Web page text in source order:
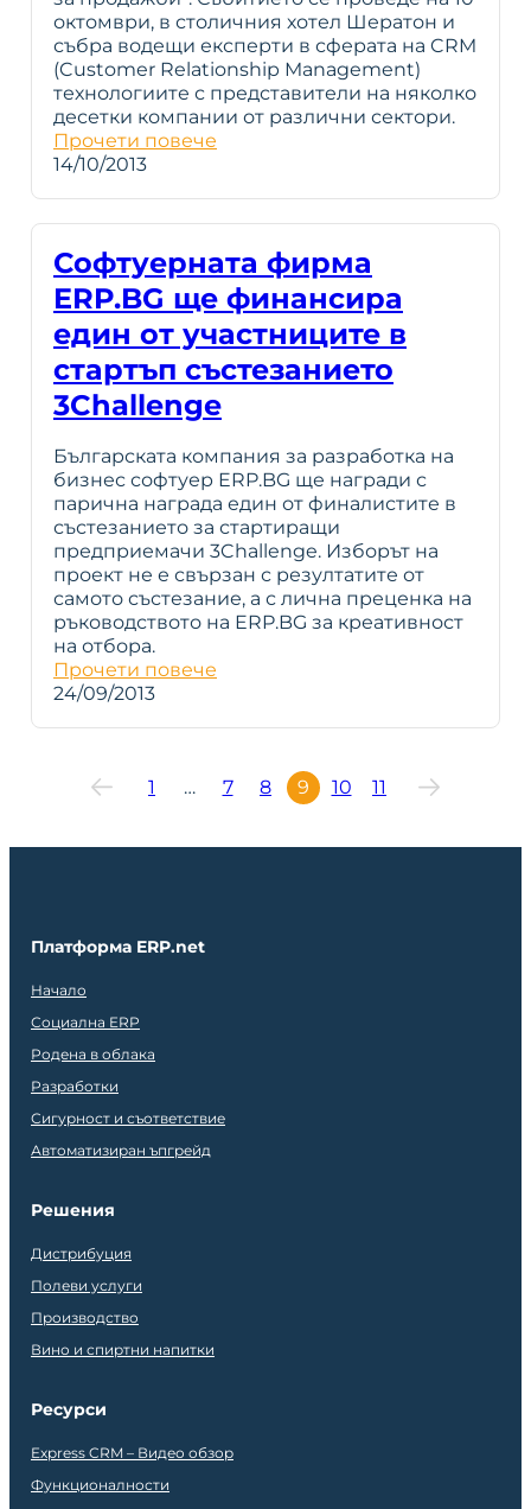
октомври, в столичния хотел Шератон и
събра водещи експерти в сферата на CRM
(Customer Relationship Management)
технологиите с представители на няколко
десетки компании от различни сектори.
Прочети повече
14/10/2013
Софтуерната фирма
ERP.BG ще финансира
един от участниците в
стартъп състезанието
3Challenge
Българската компания за разработка на
бизнес софтуер ERP.BG ще награди с
парична награда един от финалистите в
състезанието за стартиращи
предприемачи 3Challenge. Изборът на
проект не е свързан с резултатите от
самото състезание, а с лична преценка на
ръководството на ERP.BG за креативност
на отбора.
Прочети повече
24/09/2013
1 … 7 8 9 10 11
Платформа ERP.net
Начало
Социална ERP
Родена в облака
Разработки
Сигурност и съответствие
Автоматизиран ъпгрейд
Решения
Дистрибуция
Полеви услуги
Производство
Вино и спиртни напитки
Ресурси
Express CRM – Видео обзор
Функционалности